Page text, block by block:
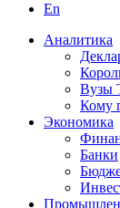
En
Аналитика
Вузы
Кому
Экономика
Банки